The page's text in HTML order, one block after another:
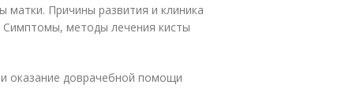
матки. Причины развития и клиника
методы лечения кисты
оказание доврачебной помощи